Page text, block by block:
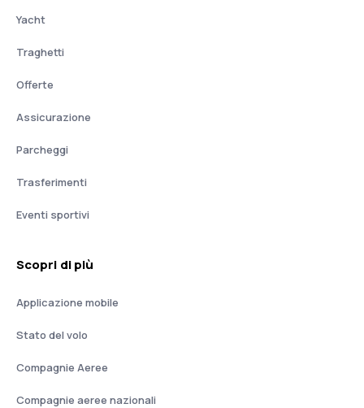
Yacht
Traghetti
Offerte
Assicurazione
Parcheggi
Trasferimenti
Eventi sportivi
Scopri di più
Applicazione mobile
Stato del volo
Compagnie Aeree
Compagnie aeree nazionali